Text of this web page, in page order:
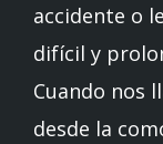
accidente o
difícil y
Cuando nos
desde la